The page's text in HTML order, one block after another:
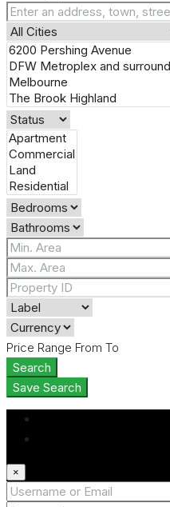
Price Range From To
Search
Save Search
×